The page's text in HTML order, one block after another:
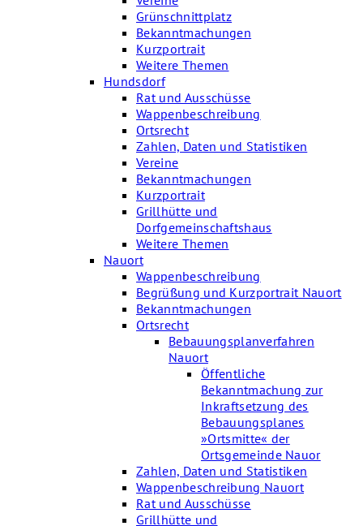
Grünschnittplatz
Bekanntmachungen
Kurzportrait
Weitere Themen
Hundsdorf
Rat und Ausschüsse
Wappenbeschreibung
Ortsrecht
Zahlen, Daten und Statistiken
Vereine
Bekanntmachungen
Kurzportrait
Grillhütte und
Dorfgemeinschaftshaus
Weitere Themen
Nauort
Wappenbeschreibung
Begrüßung und Kurzportrait Nauort
Bekanntmachungen
Ortsrecht
Bebauungsplanverfahren
Nauort
Öffentliche
Bekanntmachung zur
Inkraftsetzung des
Bebauungsplanes
»Ortsmitte« der
Ortsgemeinde Nauor
Zahlen, Daten und Statistiken
Wappenbeschreibung Nauort
Rat und Ausschüsse
Grillhütte und